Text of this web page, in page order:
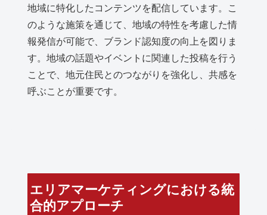
地域に特化したコンテンツを配信しています。こ
のような施策を通じて、地域の特性を考慮した情
報発信が可能で、ブランド認知度の向上を図りま
す。地域の話題やイベントに関連した投稿を行う
ことで、地元住民とのつながりを強化し、共感を
呼ぶことが重要です。
エリアマーケティングにおける統
合的アプローチ